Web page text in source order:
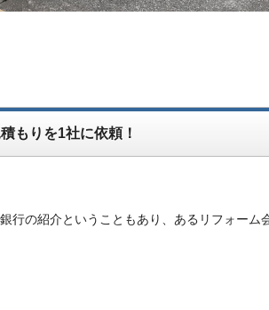
もりを1社に依頼！
行の紹介ということもあり、あるリフォーム